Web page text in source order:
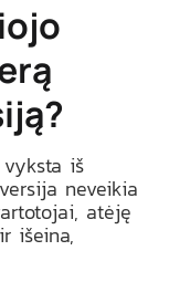
iš
neveikia
atėję
išeina,